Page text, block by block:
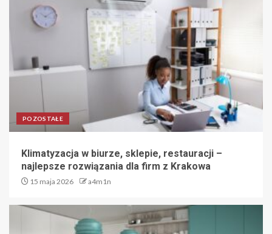
POZOSTAŁE
Klimatyzacja w biurze, sklepie, restauracji –
najlepsze rozwiązania dla firm z Krakowa
15 maja 2026 a4m1n